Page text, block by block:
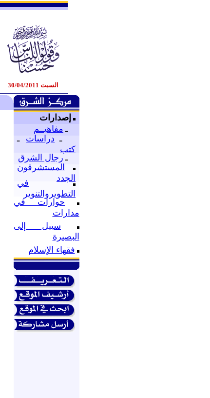
السبت 30/04/2011
إصدارات
ـ مفاهيــم
ـ دراسات
ـ
كتب
ـ رجال الشرق
المستشرقون
الجدد
في
التطويروالتنوير
حوارات في
مدارات
سبيل إلى
البصيرة
فقهاء الإسلام